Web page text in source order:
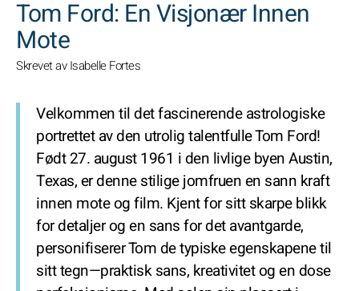
Tom Ford: En Visjonær Innen
Mote
Skrevet av Isabelle Fortes
Velkommen til det fascinerende astrologiske
portrettet av den utrolig talentfulle Tom Ford!
Født 27. august 1961 i den livlige byen Austin,
Texas, er denne stilige jomfruen en sann kraft
innen mote og film. Kjent for sitt skarpe blikk
for detaljer og en sans for det avantgarde,
personifiserer Tom de typiske egenskapene til
sitt tegn—praktisk sans, kreativitet og en dose